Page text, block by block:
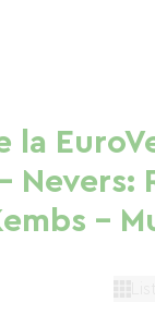
la
Nevers:
-